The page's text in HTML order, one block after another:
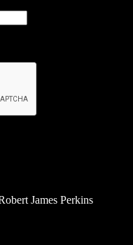
James Perkins